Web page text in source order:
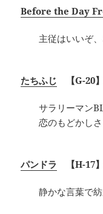
Before the Day
主従はいいぞ
たちふじ 【G-20
サラリーマン
恋のもどかしさ
パンドラ 【H-17
静かな言葉で